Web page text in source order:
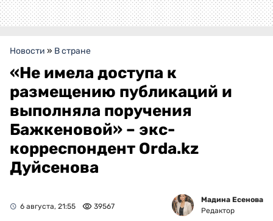
Новости » В стране
«Не имела доступа к
размещению публикаций и
выполняла поручения
Бажкеновой» – экс-
корреспондент Orda.kz
Дуйсенова
6 августа, 21:55 39567
Мадина Есенова
Редактор